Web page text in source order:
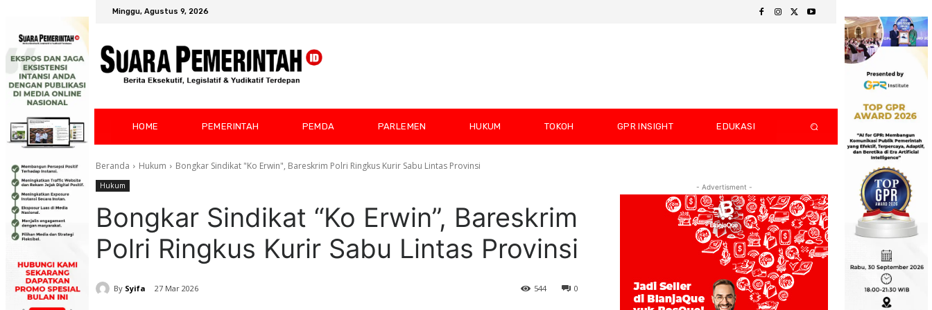
Minggu, Agustus 9, 2026
HOME PEMERINTAH PEMDA PARLEMEN HUKUM TOKOH GPR INSIGHT EDUKASI
Beranda Hukum Bongkar Sindikat "Ko Erwin", Bareskrim Polri Ringkus Kurir Sabu Lintas Provinsi
Hukum
Bongkar Sindikat “Ko Erwin”, Bareskrim
Polri Ringkus Kurir Sabu Lintas Provinsi
By Syifa 27 Mar 2026 0
544
- Advertisment -